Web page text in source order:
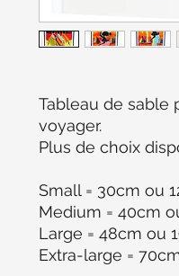
Tableau de sable
voyager.
Plus de choix
Small = 30cm ou
Medium = 40cm
Large = 48cm ou
Extra-large =